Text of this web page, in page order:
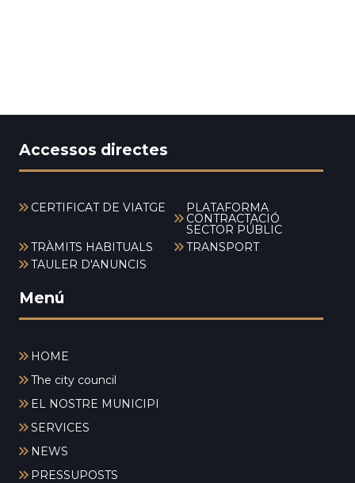
Accessos directes
CERTIFICAT DE VIATGE PLATAFORMA
CONTRACTACIÓ
SECTOR PÚBLIC
TRÀMITS HABITUALS
TRANSPORT
TAULER D'ANUNCIS
Menú
HOME
The city council
EL NOSTRE MUNICIPI
SERVICES
NEWS
PRESSUPOSTS